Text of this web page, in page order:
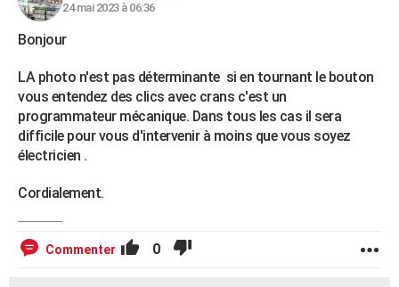
24 mai 2023 à 06:36
Bonjour
LA photo n'est pas déterminante si en tournant le bouton
vous entendez des clics avec crans c'est un
programmateur mécanique. Dans tous les cas il sera
difficile pour vous d'intervenir à moins que vous soyez
électricien .
Cordialement.
Commenter 0